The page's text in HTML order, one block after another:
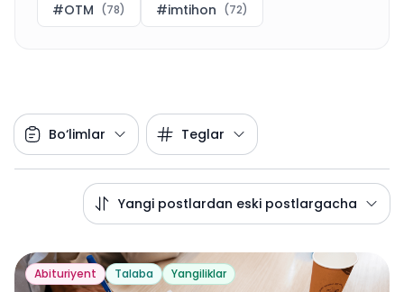
#OTM (78) #imtihon (72)
Bo‘limlar Teglar
Yangi postlardan eski postlargacha
Abituriyent Talaba Yangiliklar